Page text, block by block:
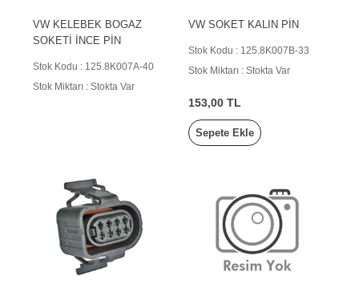
VW KELEBEK BOGAZ
SOKETİ İNCE PİN
Stok Kodu : 125.8K007A-40
Stok Miktarı : Stokta Var
VW SOKET KALIN PİN
Stok Kodu : 125.8K007B-33
Stok Miktarı : Stokta Var
153,00 TL
Sepete Ekle